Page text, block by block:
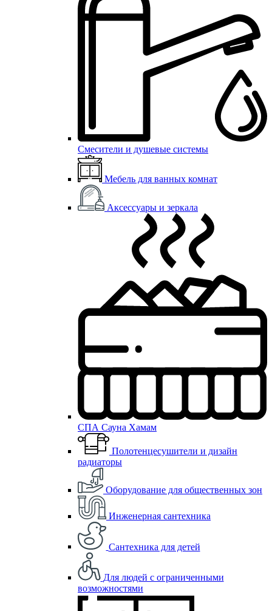
Смесители и душевые системы
Мебель для ванных комнат
Аксессуары и зеркала
СПА Сауна Хамам
Полотенцесушители и дизайн
радиаторы
Оборудование для общественных зон
Инженерная сантехника
Сантехника для детей
Для людей с ограниченными
возможностями